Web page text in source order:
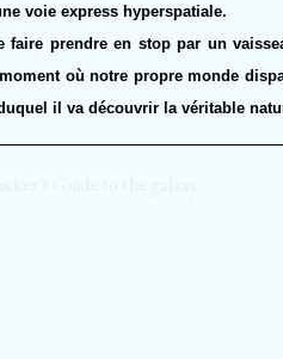
voie express hyperspatiale.
prendre en stop par un
où notre propre monde
il va découvrir la véritable